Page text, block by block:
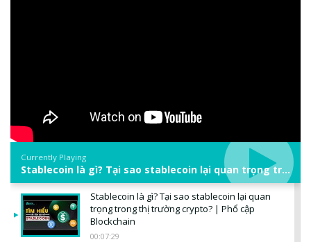
Currently Playing
Stablecoin là gì? Tại sao stablecoin lại quan trọng trong thị trường crypto? | Phổ cập Blockchain
Stablecoin là gì? Tại sao stablecoin lại quan
trọng trong thị trường crypto? | Phổ cập
Blockchain
00:07:29